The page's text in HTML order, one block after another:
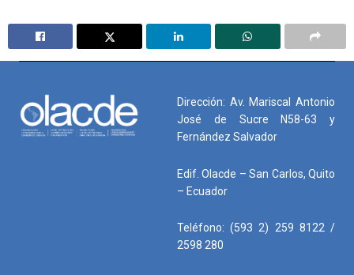
Dirección: Av. Mariscal Antonio
José de Sucre N58-63 y
Fernández Salvador
Edif. Olacde – San Carlos, Quito
– Ecuador
Teléfono: (593 2) 259 8122 /
2598 280